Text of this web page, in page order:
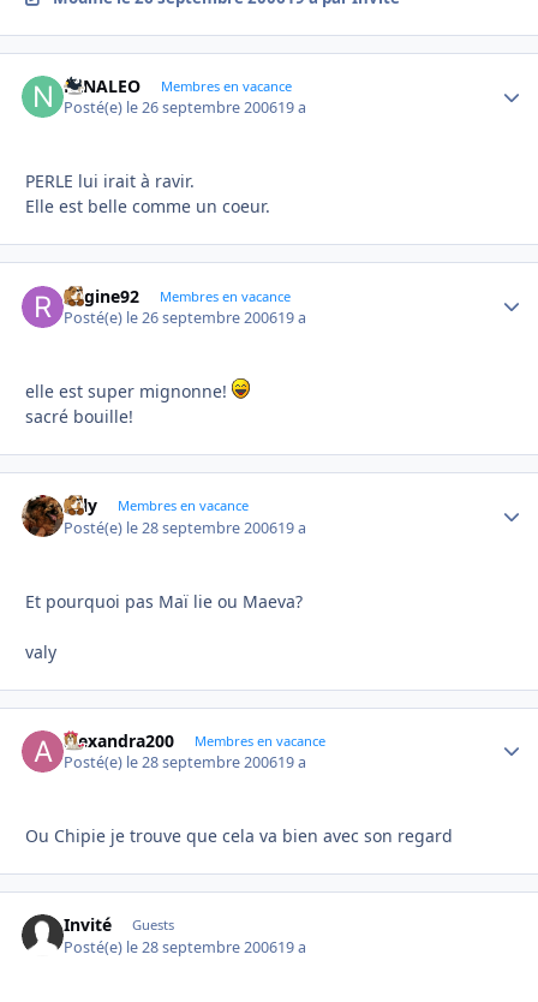
NINALEO Membres en vacance
Posté(e) le 26 septembre 200619 a
PERLE lui irait à ravir.
Elle est belle comme un coeur.
Regine92 Membres en vacance
Posté(e) le 26 septembre 200619 a
elle est super mignonne!
sacré bouille!
valy Membres en vacance
Posté(e) le 28 septembre 200619 a
Et pourquoi pas Maï lie ou Maeva?
valy
alexandra200 Membres en vacance
Posté(e) le 28 septembre 200619 a
Ou Chipie je trouve que cela va bien avec son regard
Invité Guests
Posté(e) le 28 septembre 200619 a